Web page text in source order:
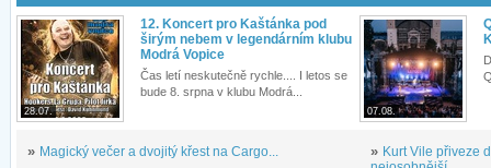
28.07.
12. Koncert pro Kaštánka pod
širým nebem v legendárním klubu
Modrá Vopice
Čas letí neskutečně rychle.... I letos se
bude 8. srpna v klubu Modrá...
» Magický večer a dvojitý křest na Cargo...
07.08.
» Kurt Vile přiveze